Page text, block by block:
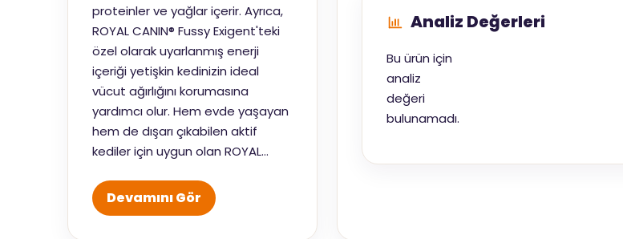
proteinler ve yağlar içerir. Ayrıca,
ROYAL CANIN® Fussy Exigent'teki
özel olarak uyarlanmış enerji
içeriği yetişkin kedinizin ideal
vücut ağırlığını korumasına
yardımcı olur. Hem evde yaşayan
hem de dışarı çıkabilen aktif
kediler için uygun olan ROYAL
iştahını canlandırmaya ve aktif ve
sağlıklı kalması için ihtiyaç
Devamını Gör
Analiz Değerleri
Bu ürün için
analiz
değeri
bulunamadı.